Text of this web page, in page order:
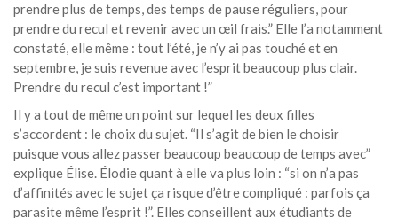
prendre plus de temps, des temps de pause réguliers, pour
prendre du recul et revenir avec un œil frais.” Elle l’a notamment
constaté, elle même : tout l’été, je n’y ai pas touché et en
septembre, je suis revenue avec l’esprit beaucoup plus clair.
Prendre du recul c’est important !”
Il y a tout de même un point sur lequel les deux filles
s’accordent : le choix du sujet. “Il s’agit de bien le choisir
puisque vous allez passer beaucoup beaucoup de temps avec”
explique Élise. Élodie quant à elle va plus loin : “si on n’a pas
d’affinités avec le sujet ça risque d’être compliqué : parfois ça
parasite même l’esprit !”. Elles conseillent aux étudiants de